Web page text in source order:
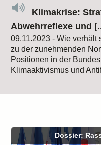
Klimakrise:
Abwehrreflexe und
09.11.2023 - Wie
zu der zunehmenden
Positionen in der
Klimaaktivismus und
Dossier: